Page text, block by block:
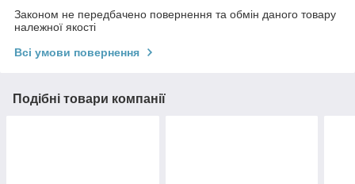
Законом не передбачено повернення та обмін даного товару
належної якості
Всі умови повернення
Подібні товари компанії